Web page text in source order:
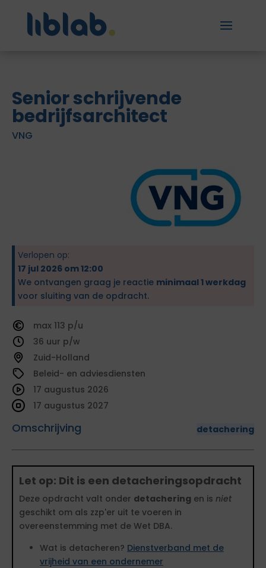
Senior schrijvende
bedrijfsarchitect
VNG
Verlopen op:
17 jul 2026 om 12:00
We ontvangen graag je reactie minimaal 1 werkdag
voor sluiting van de opdracht.
113
36
Zuid-Holland
Beleid- en adviesdiensten
Omschrijving detachering
17 augustus 2026
17 augustus 2027
Let op: Dit is een detacheringsopdracht
Deze opdracht valt onder detachering en is niet
geschikt om als zzp'er uit te voeren in
overeenstemming met de Wet DBA.
Wat is detacheren? Dienstverband met de
vrijheid van een ondernemer